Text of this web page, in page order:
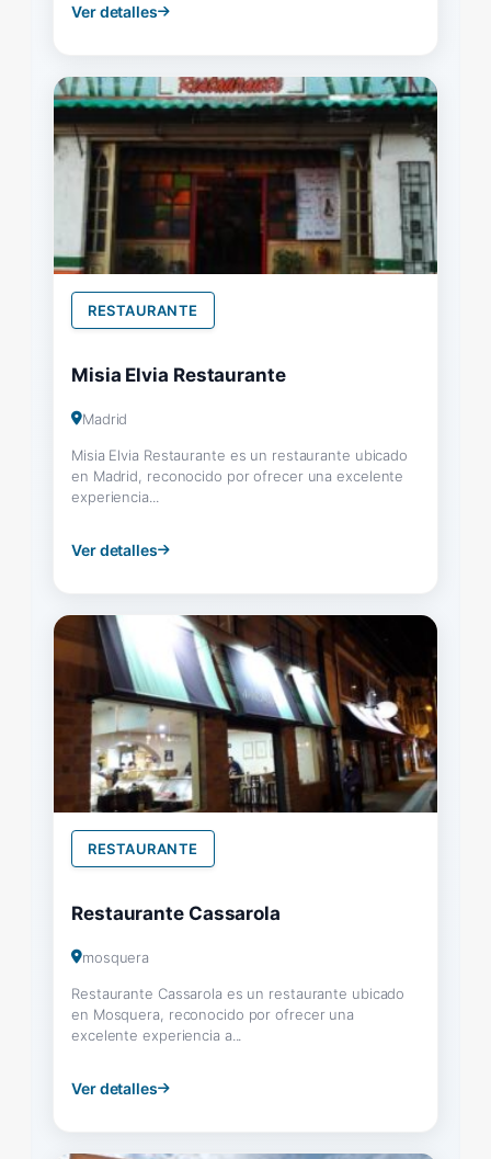
Ver detalles
RESTAURANTE
Misia Elvia Restaurante
Madrid
Misia Elvia Restaurante es un restaurante ubicado
en Madrid, reconocido por ofrecer una excelente
experiencia...
Ver detalles
RESTAURANTE
Restaurante Cassarola
mosquera
Restaurante Cassarola es un restaurante ubicado
en Mosquera, reconocido por ofrecer una
excelente experiencia a...
Ver detalles